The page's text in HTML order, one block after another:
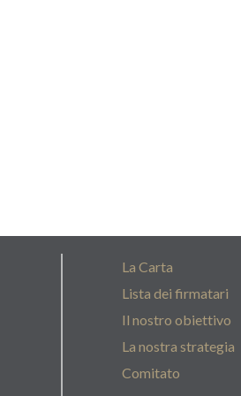
La Carta
Lista dei firmatari
Il nostro obiettivo
La nostra strategia
Comitato